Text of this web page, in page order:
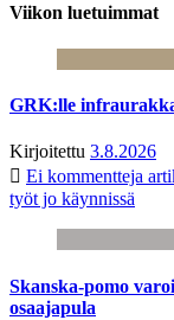
Viikon luetuimmat
GRK:lle
Kirjoitettu 3.8.2026
Ei kommentteja
työt jo käynnissä
Skanska-pomo
osaajapula